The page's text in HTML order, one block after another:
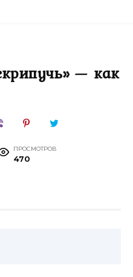
— как
ПРОСМОТРОВ
470